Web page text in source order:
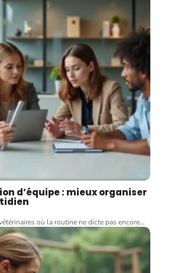
d’équipe : mieux organiser
où la routine ne dicte pas encore…